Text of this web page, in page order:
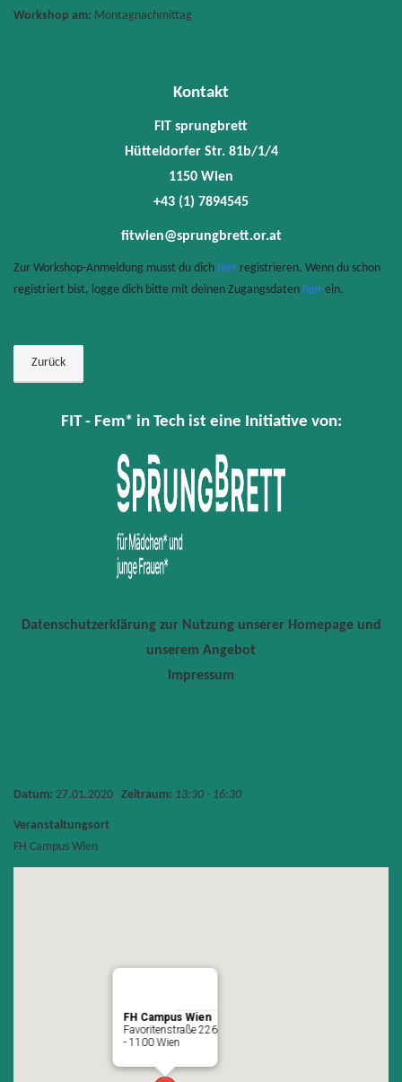
Workshop am: Montagnachmittag
Kontakt
FIT sprungbrett
Hütteldorfer Str. 81b/1/4
1150 Wien
+43 (1) 7894545
fitwien@sprungbrett.or.at
Zur Workshop-Anmeldung musst du dich hier registrieren. Wenn du schon
registriert bist, logge dich bitte mit deinen Zugangsdaten hier ein.
Zurück
FIT - Fem* in Tech ist eine Initiative von:
Datenschutzerklärung zur Nutzung unserer Homepage und
unserem Angebot
Impressum
Datum: 27.01.2020 Zeitraum: 13:30 - 16:30
Veranstaltungsort
FH Campus Wien
FH Campus Wien
Favoritenstraße 226
- 1100 Wien